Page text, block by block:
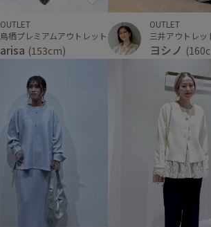
OUTLET
鳥栖プレミアムアウトレット
arisa (153cm)
OUTLET
ヨシノ